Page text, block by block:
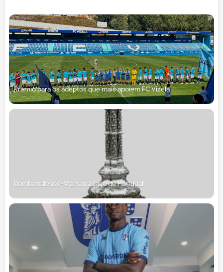
Prémio para os adeptos que mais apoiem FC Vizela
Bombarralense-Vizela na Taça de Portugal